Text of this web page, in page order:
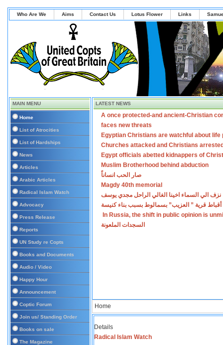
Who Are We Aims Contact Us Lotus Flower Links
MAIN MENU
Home
List of Atrocities
List of Hardships
News
Articles
Arabic Articles
Radical Islam Watch
Advocacy
Press Release
Reports
UN Study re Copts
Books and Documents
Audio / Video
Happy Hour
Announcement
Coptic Forum
Join us/ Standing Order
Books on sale
The Magazine
LATEST NEWS
A once protected-and ancient-Christian
faces new threats
Egyptian Christians are watchful about life
Churches attacked and Christians
Egypt officials abetted kidnappers of
Muslim Brotherhood behind abduction
صار الحب انساناً
Magdy 40th memorial
نزف الي السماء اخينا الغالي الراحل مجدي يوسف
أقباط قرية ” العزيب” بسمالوط بسبب بناء كنيسة
In Russia, the shift in public opinion is
السجدات الملعونة
Home
Details
Radical Islam Watch